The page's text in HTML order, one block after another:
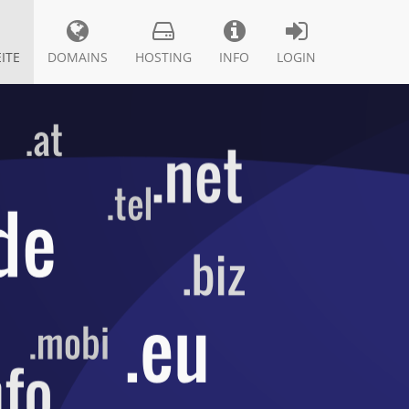
DOMAINS HOSTING INFO LOGIN